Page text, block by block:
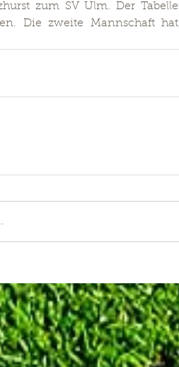
zum SV Ulm. Der
Die zweite Mannschaft